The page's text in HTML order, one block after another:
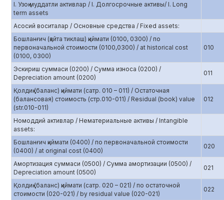
I. Узоқ муддатли активлар / I. Долгосрочные активы/ I. Long
term assets
Асосий воситалар / Основные средства / Fixed assets:
Бошланғич (қайта тиклаш) қиймати (0100, 0300) / по
первоначальной стоимости (0100,0300) / at historical cost
(0100, 0300)
010
Эскириш суммаси (0200) / Сумма износа (0200) /
Depreciation amount (0200)
011
Қолдиқ (баланс) қиймати (сатр. 010 – 011) / Остаточная
(балансовая) стоимость (стр.010-011) / Residual (book) value
(str.010-011)
012
Номоддий активлар / Нематериальные активы / Intangible
assets:
Бошланғич қиймати (0400) / по первоначальной стоимости
(0400) / at original cost (0400)
020
Амортизация суммаси (0500) / Сумма амортизации (0500) /
Depreciation amount (0500)
021
Қолдиқ (баланс) қиймати (сатр. 020 – 021) / по остаточной
стоимости (020-021) / by residual value (020-021)
022